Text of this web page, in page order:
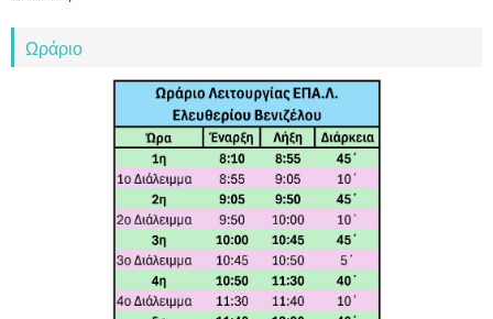
Ωράριο